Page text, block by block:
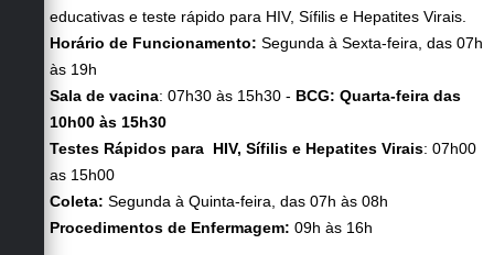
educativas e teste rápido para HIV, Sífilis e Hepatites Virais.
Horário de Funcionamento: Segunda à Sexta-feira, das 07h
às 19h
Sala de vacina: 07h30 às 15h30 - BCG: Quarta-feira das
10h00 às 15h30
Testes Rápidos para HIV, Sífilis e Hepatites Virais: 07h00
as 15h00
Coleta: Segunda à Quinta-feira, das 07h às 08h
Procedimentos de Enfermagem: 09h às 16h